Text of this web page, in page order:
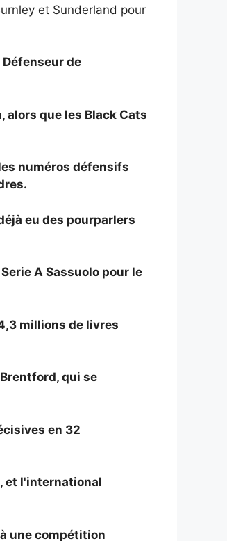
et Sunderland pour
Défenseur de
alors que les Black Cats
numéros défensifs
eu des pourparlers
A Sassuolo pour le
millions de livres
qui se
en 32
et l'international
une compétition